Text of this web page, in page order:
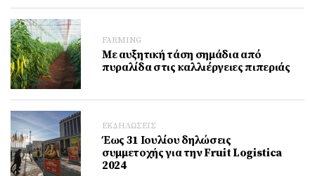
FARMING
Με αυξητική τάση σημάδια από
πυραλίδα στις καλλιέργειες πιπεριάς
ΕΚΔΗΛΩΣΕΙΣ
Έως 31 Ιουλίου δηλώσεις
συμμετοχής για την Fruit Logistica
2024